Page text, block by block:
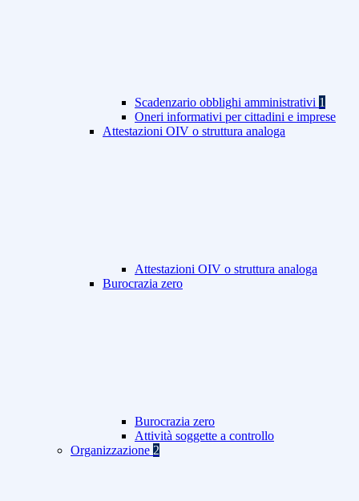
Scadenzario obblighi amministrativi 1
Oneri informativi per cittadini e imprese
Attestazioni OIV o struttura analoga
Attestazioni OIV o struttura analoga
Burocrazia zero
Burocrazia zero
Attività soggette a controllo
Organizzazione 2